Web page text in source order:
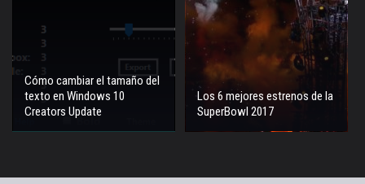
Cómo cambiar el tamaño del
texto en Windows 10
Creators Update
Los 6 mejores estrenos de la
SuperBowl 2017